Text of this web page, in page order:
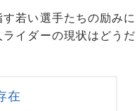
若い選手たちの励みに
イダーの現状はどうだ
在